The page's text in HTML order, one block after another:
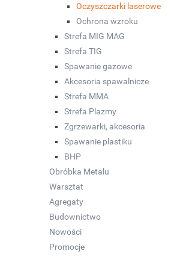
Oczyszczarki laserowe
Ochrona wzroku
Strefa MIG MAG
Strefa TIG
Spawanie gazowe
Akcesoria spawalnicze
Strefa MMA
Strefa Plazmy
Zgrzewarki, akcesoria
Spawanie plastiku
BHP
Obróbka Metalu
Warsztat
Agregaty
Budownictwo
Nowości
Promocje